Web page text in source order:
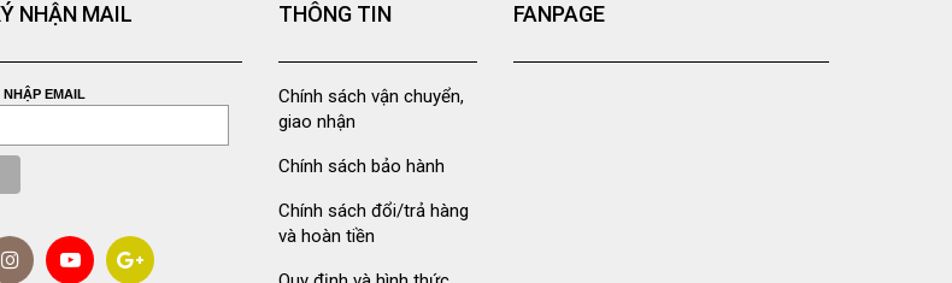
NHẬN MAIL
EMAIL
THÔNG TIN
Chính sách vận chuyển,
giao nhận
Chính sách bảo hành
Chính sách đổi/trả hàng
và hoàn tiền
FANPAGE